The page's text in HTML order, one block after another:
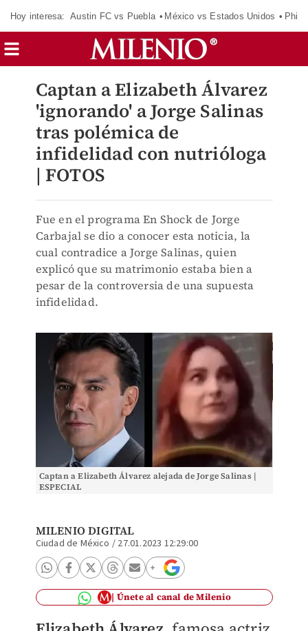
Hoy interesa: Austin FC vs Puebla México vs Estados Unidos
Captan a Elizabeth Álvarez
'ignorando' a Jorge Salinas
tras polémica de
infidelidad con nutrióloga
| FOTOS
Fue en el programa En Shock de Jorge
Carbajal se dio a conocer esta noticia, la
cual contradice a Jorge Salinas, quien
explicó que su matrimonio estaba bien a
pesar de la controversia de una supuesta
infidelidad.
Captan a Elizabeth Álvarez alejada de Jorge Salinas |
ESPECIAL
MILENIO DIGITAL
Ciudad de México / 27.01.2023 12:29:00
Únete al canal de Milenio